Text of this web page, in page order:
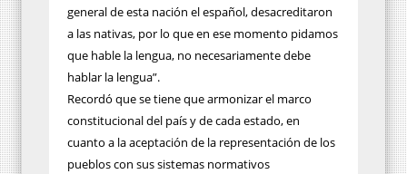
general de esta nación el español, desacreditaron
a las nativas, por lo que en ese momento pidamos
que hable la lengua, no necesariamente debe
hablar la lengua”.
Recordó que se tiene que armonizar el marco
constitucional del país y de cada estado, en
cuanto a la aceptación de la representación de los
pueblos con sus sistemas normativos